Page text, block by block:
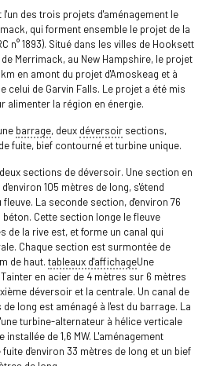
des trois projets d'aménagement le
qui forment ensemble le projet de la
n° 1893). Situé dans les villes de Hooksett
Merrimack, au New Hampshire, le projet
en amont du projet d'Amoskeag et à
celui de Garvin Falls. Le projet a été mis
alimenter la région en énergie.
barrage, deux déversoirsections,
fuite, bief contourné et turbine unique.
sections de déversoir. Une section en
105 mètres de long, s'étend
La seconde section, d'environ 76
Cette section longe le fleuve
de la rive est, et forme un canal qui
Chaque section est surmontée de
de haut. tableaux d'affichageUne
en acier de 4 mètres sur 6 mètres
déversoir et la centrale. Un canal de
long est aménagé à l'est du barrage. La
turbine-alternateur à hélice verticale
installée de 1,6 MW. L'aménagement
d'environ 33 mètres de long et un bief